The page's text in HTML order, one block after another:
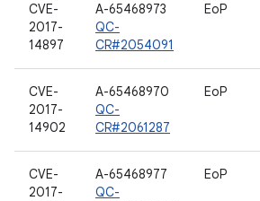
CVE-
2017-
14897
A-65468973
QC-
CR#2054091
EoP
CVE-
2017-
14902
A-65468970
QC-
CR#2061287
EoP
CVE-
2017-
A-65468977
QC-
EoP